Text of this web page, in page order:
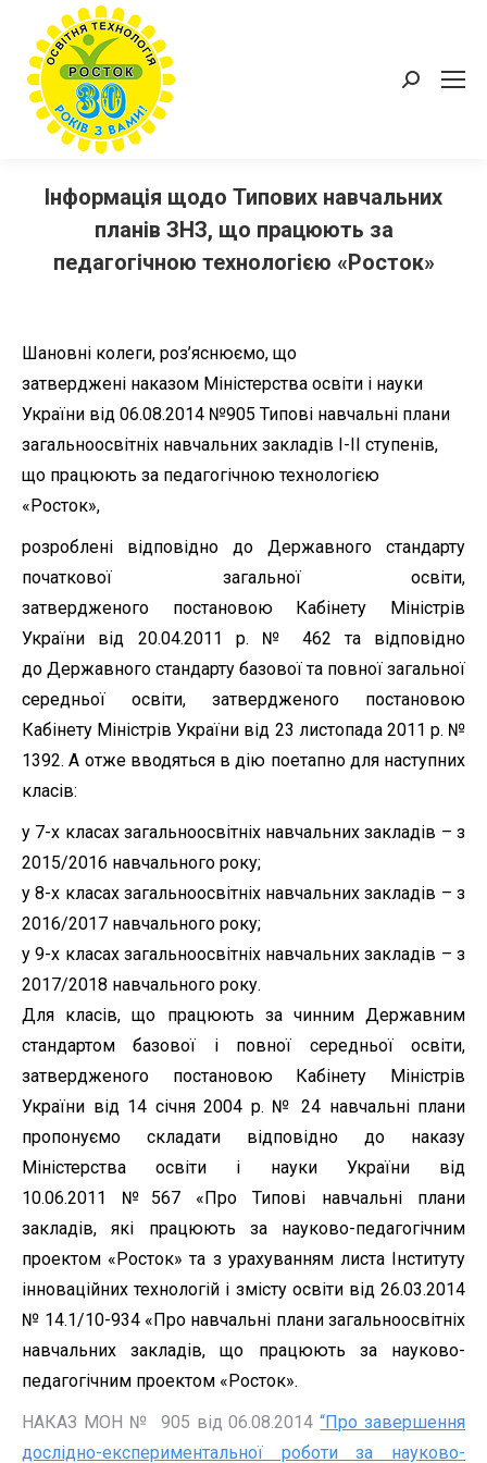
Пошук:
Інформація щодо Типових навчальних
планів ЗНЗ, що працюють за
педагогічною технологією «Росток»
Шановні колеги, роз’яснюємо, що
затверджені наказом Міністерства освіти і науки
України від 06.08.2014 №905 Типові навчальні плани
загальноосвітніх навчальних закладів І-ІІ ступенів,
що працюють за педагогічною технологією
«Росток»,
розроблені відповідно до Державного стандарту
початкової загальної освіти,
затвердженого постановою Кабінету Міністрів
України від 20.04.2011 р. № 462 та відповідно
до Державного стандарту базової та повної загальної
середньої освіти, затвердженого постановою
Кабінету Міністрів України від 23 листопада 2011 р. №
1392. А отже вводяться в дію поетапно для наступних
класів:
у 7-х класах загальноосвітніх навчальних закладів – з
2015/2016 навчального року;
у 8-х класах загальноосвітніх навчальних закладів – з
2016/2017 навчального року;
у 9-х класах загальноосвітніх навчальних закладів – з
2017/2018 навчального року.
Для класів, що працюють за чинним Державним
стандартом базової і повної середньої освіти,
затвердженого постановою Кабінету Міністрів
України від 14 січня 2004 р. № 24 навчальні плани
пропонуємо складати відповідно до наказу
Міністерства освіти і науки України від
10.06.2011 №567 «Про Типові навчальні плани
закладів, які працюють за науково-педагогічним
проектом «Росток» та з урахуванням листа Інституту
інноваційних технологій і змісту освіти від 26.03.2014
№ 14.1/10-934 «Про навчальні плани загальноосвітніх
навчальних закладів, що працюють за науково-
педагогічним проектом «Росток».
НАКАЗ МОН № 905 від 06.08.2014“Про завершення
дослідно-експериментальної роботи за науково-